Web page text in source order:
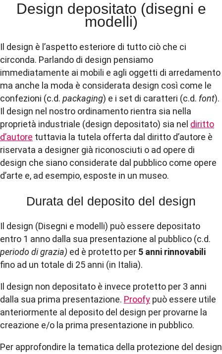
Design depositato (disegni e
modelli)
Il design è l’aspetto esteriore di tutto ciò che ci
circonda. Parlando di design pensiamo
immediatamente ai mobili e agli oggetti di arredamento
ma anche la moda è considerata design così come le
confezioni (c.d. packaging) e i set di caratteri (c.d. font).
Il design nel nostro ordinamento rientra sia nella
proprietà industriale (design depositato) sia nel diritto
d’autore tuttavia la tutela offerta dal diritto d’autore è
riservata a designer già riconosciuti o ad opere di
design che siano considerate dal pubblico come opere
d’arte e, ad esempio, esposte in un museo.
Durata del deposito del design
Il design (Disegni e modelli) può essere depositato
entro 1 anno dalla sua presentazione al pubblico (c.d.
periodo di grazia) ed è protetto per 5 anni rinnovabili
fino ad un totale di 25 anni (in Italia).
Il design non depositato è invece protetto per 3 anni
dalla sua prima presentazione. Proofy può essere utile
anteriormente al deposito del design per provarne la
creazione e/o la prima presentazione in pubblico.
Per approfondire la tematica della protezione del design